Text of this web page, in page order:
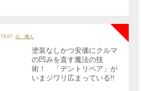
TEXT: 往 機人
塗装なしかつ安価にクルマ
の凹みを直す魔法の技
術！ 「デントリペア」が
いまジワリ広まっている!!